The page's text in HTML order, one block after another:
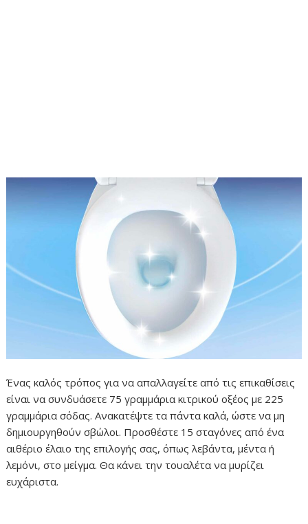
Ένας καλός τρόπος για να απαλλαγείτε από τις επικαθίσεις
είναι να συνδυάσετε 75 γραμμάρια κιτρικού οξέος με 225
γραμμάρια σόδας. Ανακατέψτε τα πάντα καλά, ώστε να μη
δημιουργηθούν σβώλοι. Προσθέστε 15 σταγόνες από ένα
αιθέριο έλαιο της επιλογής σας, όπως λεβάντα, μέντα ή
λεμόνι, στο μείγμα. Θα κάνει την τουαλέτα να μυρίζει
ευχάριστα.